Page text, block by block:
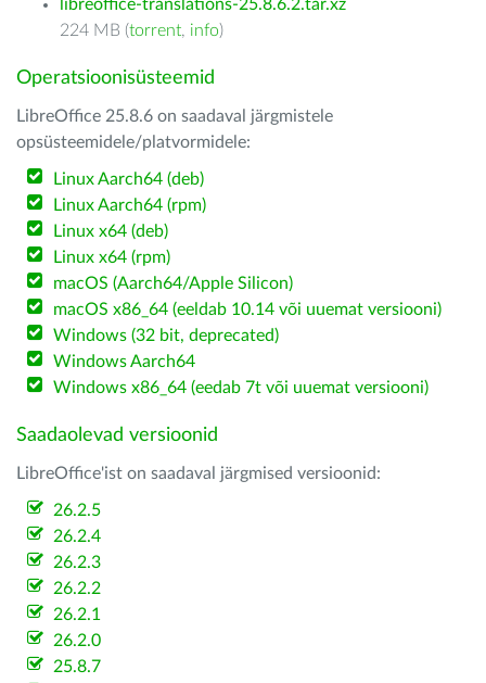
libreoffice-translations-25.8.6.2.tar.xz
224 MB (torrent, info)
Operatsioonisüsteemid
LibreOffice 25.8.6 on saadaval järgmistele
opsüsteemidele/platvormidele:
Linux Aarch64 (deb)
Linux Aarch64 (rpm)
Linux x64 (deb)
Linux x64 (rpm)
macOS (Aarch64/Apple Silicon)
macOS x86_64 (eeldab 10.14 või uuemat versiooni)
Windows (32 bit, deprecated)
Windows Aarch64
Windows x86_64 (eedab 7t või uuemat versiooni)
Saadaolevad versioonid
LibreOffice'ist on saadaval järgmised versioonid:
26.2.5
26.2.4
26.2.3
26.2.2
26.2.1
26.2.0
25.8.7